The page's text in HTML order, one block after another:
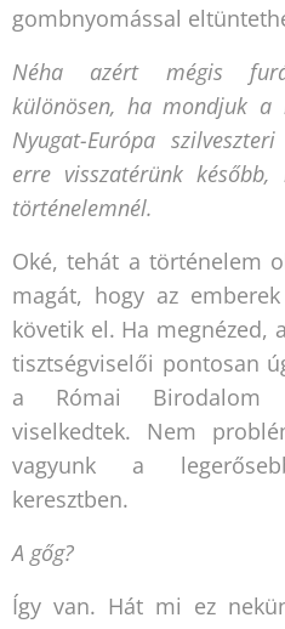
gombnyomással
Néha azért mégis
különösen, ha mondjuk a
Nyugat-Európa
erre visszatérünk
történelemnél.
Oké, tehát a történelem
magát, hogy az
követik el. Ha megnézed,
tisztségviselői pontosan
a Római Birodalom
viselkedtek. Nem
vagyunk a
keresztben.
A gőg?
Így van. Hát mi ez